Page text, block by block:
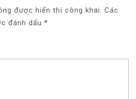
được hiển thị công khai. Các
đánh dấu *